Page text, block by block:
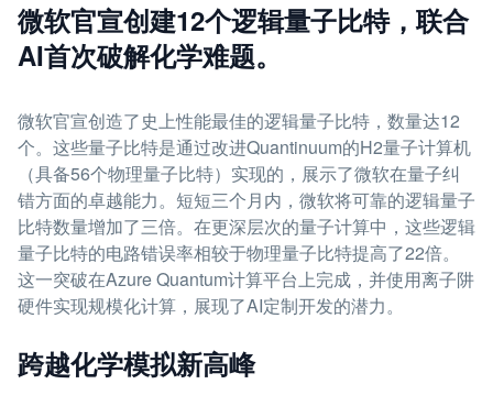
微软官宣创建12个逻辑量子比特，联合
AI首次破解化学难题。
微软官宣创造了史上性能最佳的逻辑量子比特，数量达12
个。这些量子比特是通过改进Quantinuum的H2量子计算机
（具备56个物理量子比特）实现的，展示了微软在量子纠
错方面的卓越能力。短短三个月内，微软将可靠的逻辑量子
比特数量增加了三倍。在更深层次的量子计算中，这些逻辑
量子比特的电路错误率相较于物理量子比特提高了22倍。
这一突破在Azure Quantum计算平台上完成，并使用离子阱
硬件实现规模化计算，展现了AI定制开发的潜力。
跨越化学模拟新高峰